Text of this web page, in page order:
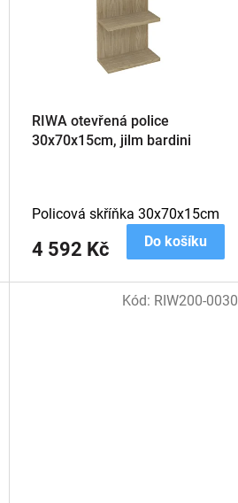
RIWA otevřená police
30x70x15cm, jilm bardini
4 592 Kč Do košíku
Policová skříňka 30x70x15cm
Kód: RIW200-0030